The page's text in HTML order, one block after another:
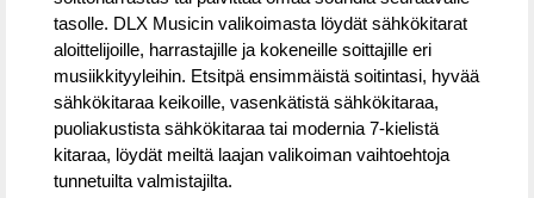
tasolle. DLX Musicin valikoimasta löydät sähkökitarat
aloittelijoille, harrastajille ja kokeneille soittajille eri
musiikkityyleihin. Etsitpä ensimmäistä soitintasi, hyvää
sähkökitaraa keikoille, vasenkätistä sähkökitaraa,
puoliakustista sähkökitaraa tai modernia 7-kielistä
kitaraa, löydät meiltä laajan valikoiman vaihtoehtoja
tunnetuilta valmistajilta.